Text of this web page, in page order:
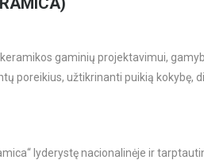
gaminių projektavimui,
poreikius, užtikrinanti puikią kokybę,
lyderystę nacionalinėje ir